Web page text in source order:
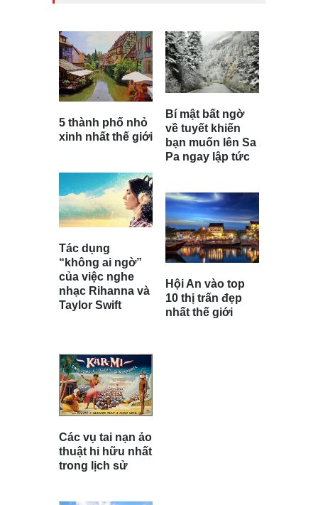
5 thành phố nhỏ
xinh nhất thế giới
Tác dụng
“không ai ngờ”
của việc nghe
nhạc Rihanna và
Taylor Swift
Bí mật bất ngờ
về tuyết khiến
bạn muốn lên Sa
Pa ngay lập tức
Hội An vào top
10 thị trấn đẹp
nhất thế giới
Các vụ tai nạn ảo
thuật hi hữu nhất
trong lịch sử